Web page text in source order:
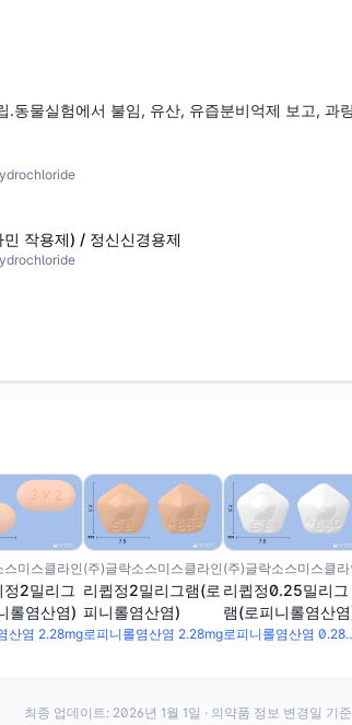
.동물실험에서 불임, 유산, 유즙분비억제 보고, 과
작용제) / 정신신경용제
스미스클라인
정2밀리그
롤염산염)
산염 2.28mg
(주)글락소스미스클라인
리큅정2밀리그램(로
피니롤염산염)
로피니롤염산염 2.28mg
(주)글락소스미스클라
리큅정0.25밀리그
램(로피니롤염산
로피니롤
최종 업데이트: 2026년 1월 1일 · 의약품 정보 변경일 기준